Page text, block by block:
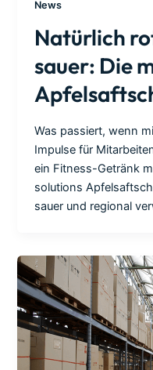
News
Natürlich
sauer: Die
Was passiert, wenn
Impulse für
ein Fitness-Getränk
solutions
sauer und regional